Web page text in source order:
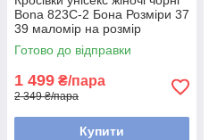
Bona 823C-2 Бона Розміри 37
39 маломір на розмір
Готово до відправки
1 499 ₴/пара
2 349 ₴/пара
Купити